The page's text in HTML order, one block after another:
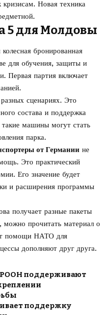
Новая техника
5 для Молдовы
бронированная
для обучения, защиты и
Первая партия включает
сценариях. Это
состава и поддержка
такие машины могут стать
парка.
от Германии не
Это практический
Его значение будет
и расширения программы
получает разные пакеты
прочитать материал о
помощи НАТО для
дополняют друг друга.
поддерживают
поддержку